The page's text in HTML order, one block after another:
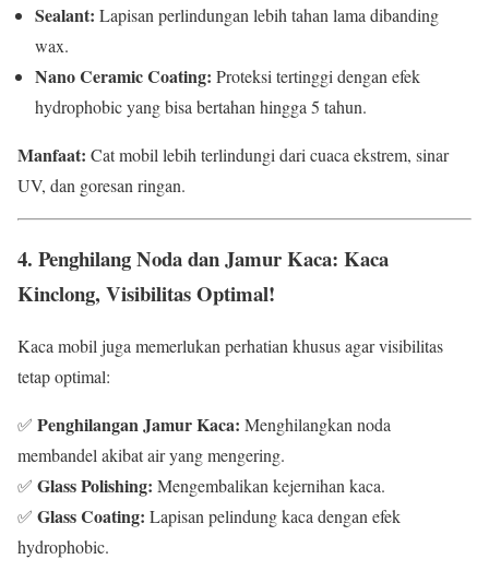
Sealant: Lapisan perlindungan lebih tahan lama dibanding
wax.
Nano Ceramic Coating: Proteksi tertinggi dengan efek
hydrophobic yang bisa bertahan hingga 5 tahun.
Manfaat: Cat mobil lebih terlindungi dari cuaca ekstrem, sinar
UV, dan goresan ringan.
4. Penghilang Noda dan Jamur Kaca: Kaca
Kinclong, Visibilitas Optimal!
Kaca mobil juga memerlukan perhatian khusus agar visibilitas
tetap optimal:
✅ Penghilangan Jamur Kaca: Menghilangkan noda
membandel akibat air yang mengering.
✅ Glass Polishing: Mengembalikan kejernihan kaca.
✅ Glass Coating: Lapisan pelindung kaca dengan efek
hydrophobic.